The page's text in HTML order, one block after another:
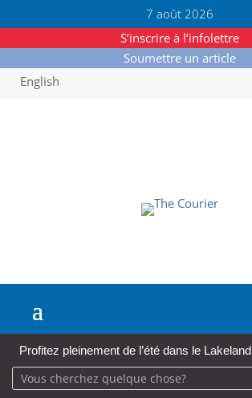
7 août 2026
S’inscrire à l’infolettre
Soumettre un article
English
Profitez pleinement de l’été dans le Lakeland